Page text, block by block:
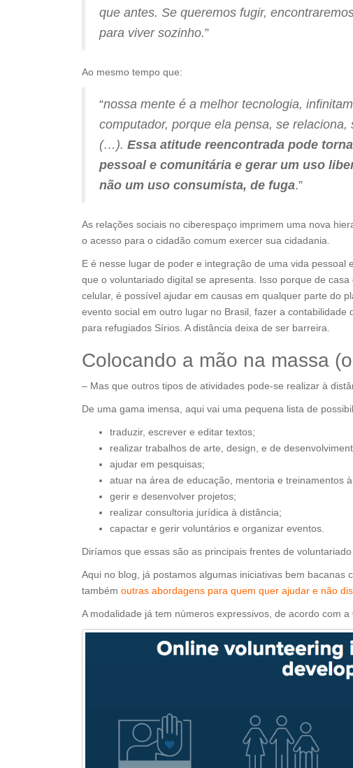
que antes. Se queremos fugir,
para viver sozinho.”
Ao mesmo tempo que:
“nossa mente é a melhor tecnologia,
computador, porque ela pensa, se
(…). Essa atitude reencontrada pode
pessoal e comunitária e gerar um uso
não um uso consumista, de fuga.”
As relações sociais no ciberespaço imprimem uma nova
o acesso para o cidadão comum exercer sua cidadania.
E é nesse lugar de poder e integração de uma vida pessoal
que o voluntariado digital se apresenta. Isso porque de
celular, é possível ajudar em causas em qualquer parte do
evento social em outro lugar no Brasil, fazer a
para refugiados Sírios. A distância deixa de ser barreira.
Colocando a mão na massa
– Mas que outros tipos de atividades pode-se realizar à
De uma gama imensa, aqui vai uma pequena lista de
traduzir, escrever e editar textos;
realizar trabalhos de arte, design, e de
ajudar em pesquisas;
atuar na área de educação, mentoria e treinamentos
gerir e desenvolver projetos;
realizar consultoria jurídica à distância;
capactar e gerir voluntários e organizar eventos.
Diríamos que essas são as principais frentes de
Aqui no blog, já postamos algumas iniciativas bem bacanas
também outras abordagens para quem quer ajudar e não
A modalidade já tem números expressivos, de acordo com a